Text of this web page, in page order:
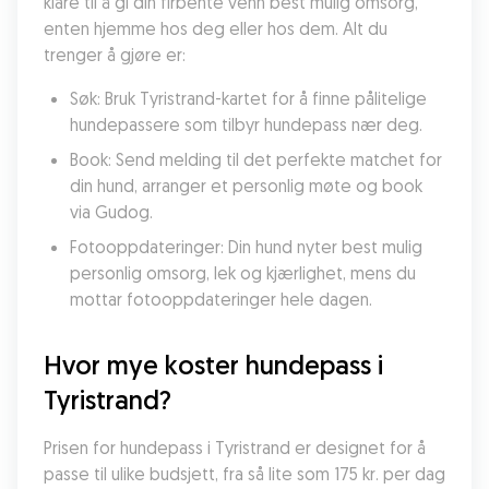
enten hjemme hos deg eller hos dem. Alt du
trenger å gjøre er:
Søk: Bruk Tyristrand-kartet for å finne pålitelige
hundepassere som tilbyr hundepass nær deg.
Book: Send melding til det perfekte matchet for
din hund, arranger et personlig møte og book
via Gudog.
Fotooppdateringer: Din hund nyter best mulig
personlig omsorg, lek og kjærlighet, mens du
mottar fotooppdateringer hele dagen.
Hvor mye koster hundepass i
Tyristrand?
Prisen for hundepass i Tyristrand er designet for å
passe til ulike budsjett, fra så lite som 175 kr. per dag